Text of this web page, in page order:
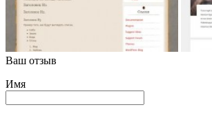
Ваш отзыв
Имя